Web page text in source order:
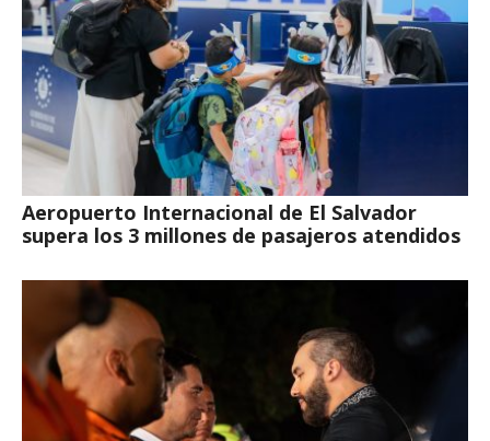
Aeropuerto Internacional de El Salvador
supera los 3 millones de pasajeros atendidos